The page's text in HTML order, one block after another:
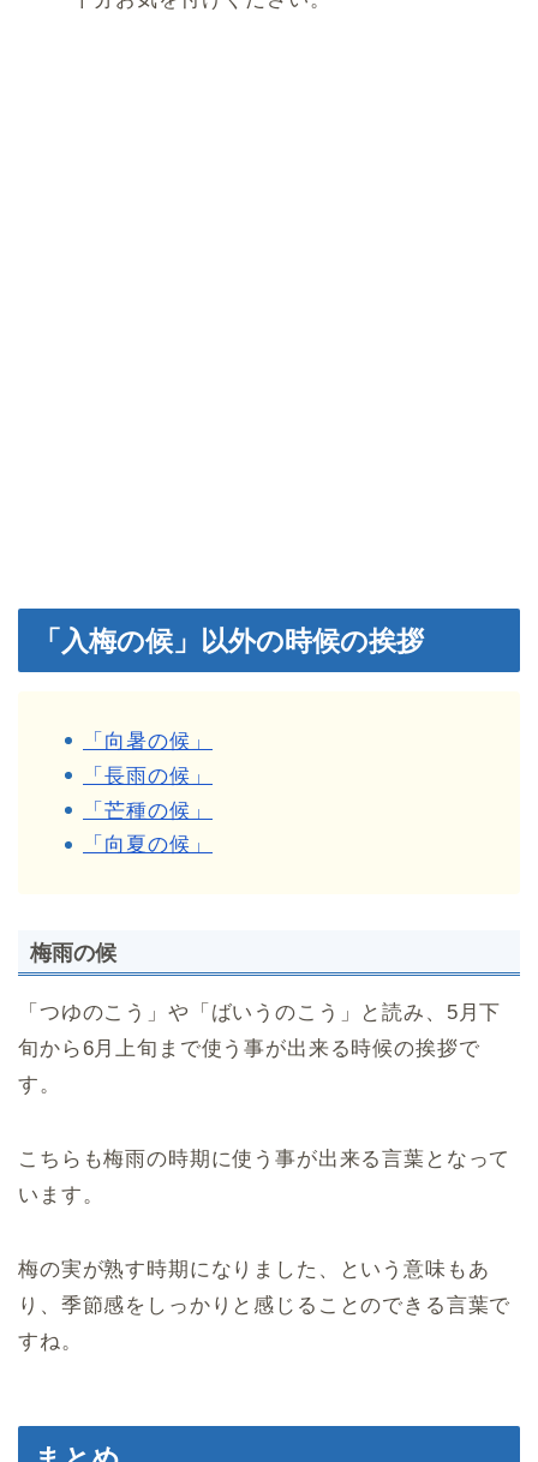
「入梅の候」以外の時候の挨拶
「向暑の候」
「長雨の候」
「芒種の候」
「向夏の候」
梅雨の候
「つゆのこう」や「ばいうのこう」と読み、5月下
旬から6月上旬まで使う事が出来る時候の挨拶で
す。
こちらも梅雨の時期に使う事が出来る言葉となって
います。
梅の実が熟す時期になりました、という意味もあ
り、季節感をしっかりと感じることのできる言葉で
すね。